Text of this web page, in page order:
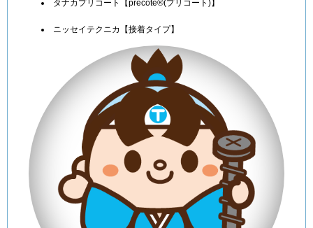
タナカプリコート【precote®(プリコート)】
ニッセイテクニカ【接着タイプ】